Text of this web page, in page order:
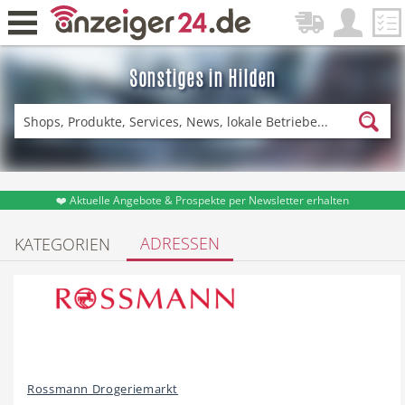
Sonstiges in Hilden
Zurück
Fitness & Sport Lieferservice
Einkaufen DE-News
News
❤️ Aktuelle Angebote & Prospekte per Newsletter erhalten
KATEGORIEN ADRESSEN
Rossmann Drogeriemarkt